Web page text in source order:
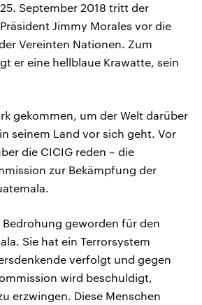
September 2018 tritt der
Jimmy Morales vor die
Vereinten Nationen. Zum
er eine hellblaue Krawatte, sein
gekommen, um der Welt darüber
seinem Land vor sich geht. Vor
die CICIG reden – die
zur Bekämpfung der
Bedrohung geworden für den
Sie hat ein Terrorsystem
verfolgt und gegen
wird beschuldigt,
erzwingen. Diese Menschen